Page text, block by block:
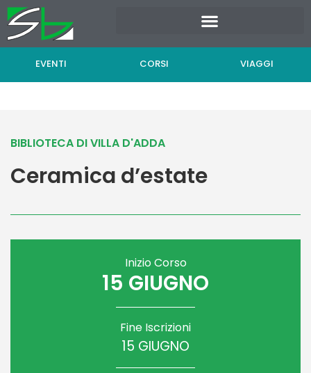
Vai
al
contenuto
EVENTI CORSI VIAGGI
BIBLIOTECA DI VILLA D'ADDA
Ceramica d’estate
Inizio Corso
15 GIUGNO
Fine Iscrizioni
15 GIUGNO